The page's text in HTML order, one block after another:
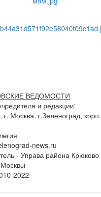
ВЕДОМОСТИ
и редакции:
г. Москва, г.Зеленоград, корп.
news.ru
- Управа района Крюково
2022